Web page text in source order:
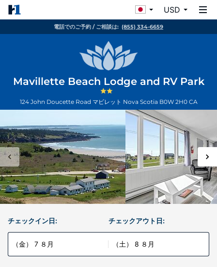
USD
電話でのご予約 / ご相談は: (855) 334-6659
Mavillette Beach Lodge and RV Park
124 John Doucette Road マビレット Nova Scotia B0W 2H0 CA
チェックイン日:
（金） 7 ８月
チェックアウト日:
（土） 8 ８月